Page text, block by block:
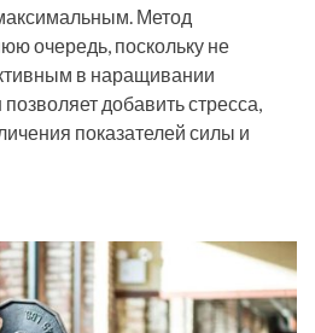
Метод
очередь, поскольку не
в наращивании
добавить стресса,
показателей силы и